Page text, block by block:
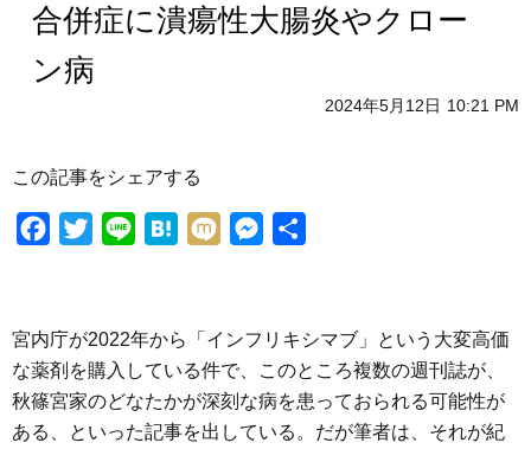
合併症に潰瘍性大腸炎やクロー
ン病
2024年5月12日 10:21 PM
この記事をシェアする
e
b
o
t
t
e
e
H
n
a
M
i
s
e
n
g
宮内庁が2022年から「インフリキシマブ」という大変高価
な薬剤を購入している件で、このところ複数の週刊誌が、
秋篠宮家のどなたかが深刻な病を患っておられる可能性が
ある、といった記事を出している。だが筆者は、それが紀